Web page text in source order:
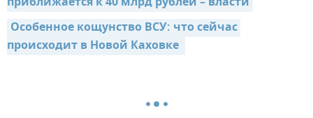
Особенное кощунство ВСУ: что сейчас
происходит в Новой Каховке